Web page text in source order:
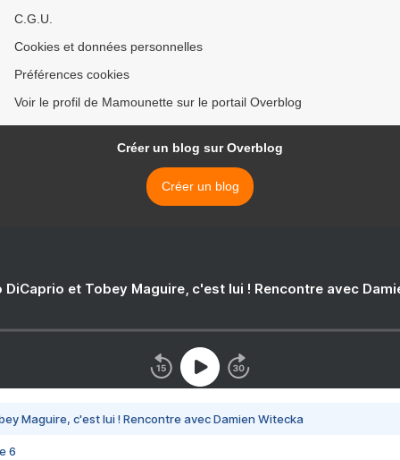
C.G.U.
Cookies et données personnelles
Préférences cookies
Voir le profil de Mamounette sur le portail Overblog
Créer un blog sur Overblog
Créer un blog
DiCaprio et Tobey Maguire, c'est lui ! Rencontre avec
Maguire, c'est lui ! Rencontre avec Damien Witecka
6